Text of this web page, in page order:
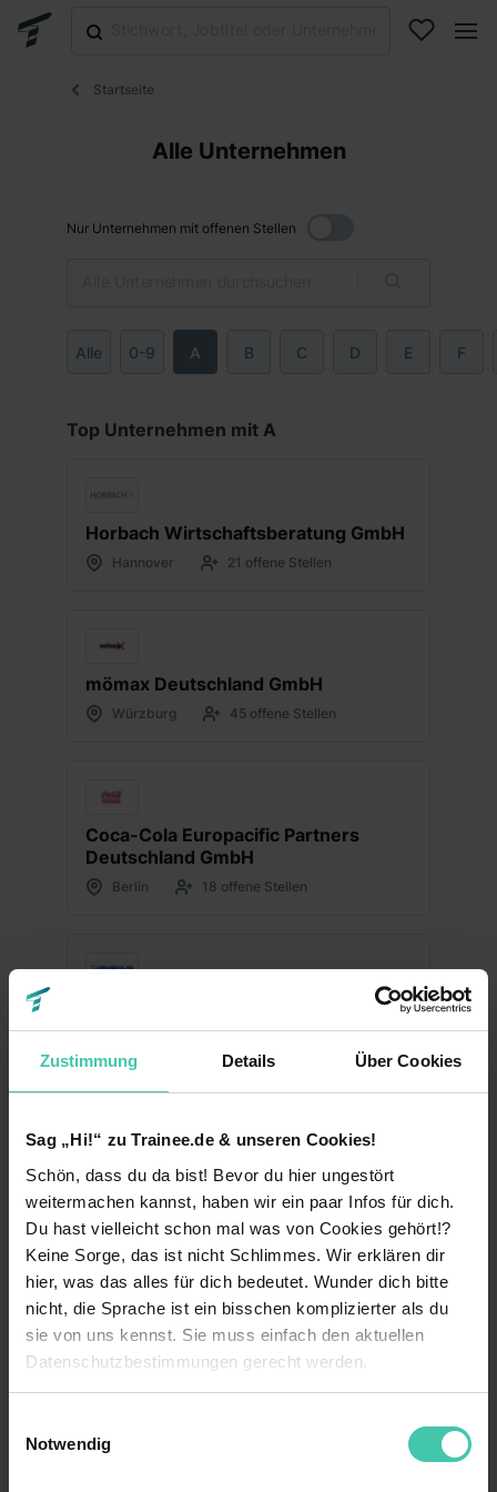
Zustimmung Details Über Cookies
Sag „Hi!“ zu Trainee.de & unseren Cookies!
Schön, dass du da bist! Bevor du hier ungestört
weitermachen kannst, haben wir ein paar Infos für dich.
Du hast vielleicht schon mal was von Cookies gehört!?
Keine Sorge, das ist nicht Schlimmes. Wir erklären dir
hier, was das alles für dich bedeutet. Wunder dich bitte
nicht, die Sprache ist ein bisschen komplizierter als du
sie von uns kennst. Sie muss einfach den aktuellen
Datenschutzbestimmungen gerecht werden.
Notwendig
Startseite
Alle Unternehmen
Nur Unternehmen mit offenen Stellen
Alle 0-9 A B C D E F
Top Unternehmen mit A
Horbach Wirtschaftsberatung GmbH
Hannover 21 offene Stellen
mömax Deutschland GmbH
Würzburg 45 offene Stellen
Coca-Cola Europacific Partners
Deutschland GmbH
Berlin 18 offene Stellen
BRUNATA-METRONA GmbH & Co.
KG
München 3 offene Stellen